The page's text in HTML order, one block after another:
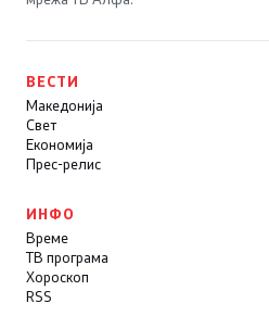
ВЕСТИ
Македонија
Свет
Економија
Прес-релис
ИНФО
Време
ТВ програма
Хороскоп
RSS